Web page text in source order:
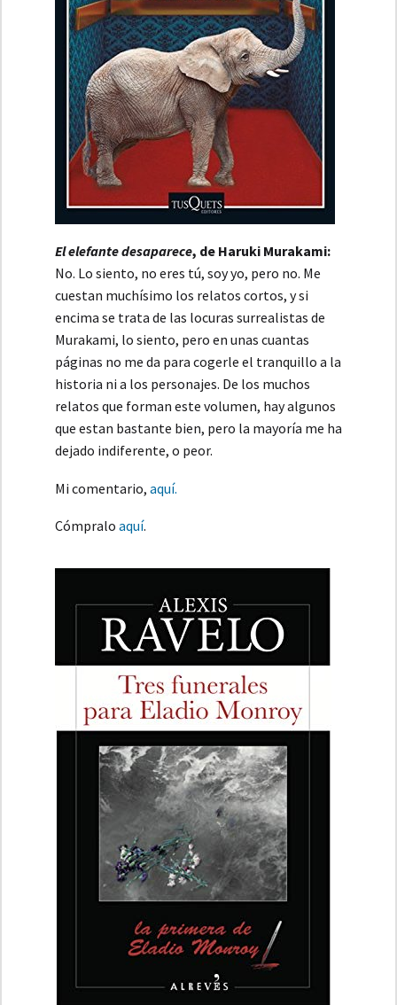
El elefante desaparece, de Haruki Murakami:
No. Lo siento, no eres tú, soy yo, pero no. Me
cuestan muchísimo los relatos cortos, y si
encima se trata de las locuras surrealistas de
Murakami, lo siento, pero en unas cuantas
páginas no me da para cogerle el tranquillo a la
historia ni a los personajes. De los muchos
relatos que forman este volumen, hay algunos
que estan bastante bien, pero la mayoría me ha
dejado indiferente, o peor.
Mi comentario, aquí.
Cómpralo aquí.